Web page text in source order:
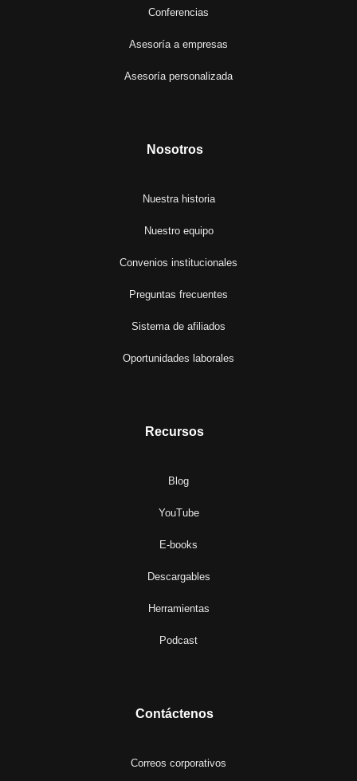
Conferencias
Asesoría a empresas
Asesoría personalizada
Nosotros
Nuestra historia
Nuestro equipo
Convenios institucionales
Preguntas frecuentes
Sistema de afiliados
Oportunidades laborales
Recursos
Blog
YouTube
E-books
Descargables
Herramientas
Podcast
Contáctenos
Correos corporativos